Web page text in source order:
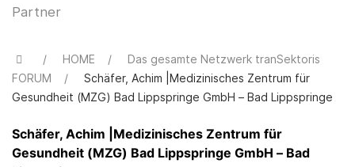
Partner
HOME
Das gesamte Netzwerk tranSektoris
FORUM
Schäfer, Achim |Medizinisches Zentrum für
Gesundheit (MZG) Bad Lippspringe GmbH – Bad Lippspringe
Schäfer, Achim |Medizinisches Zentrum für
Gesundheit (MZG) Bad Lippspringe GmbH – Bad